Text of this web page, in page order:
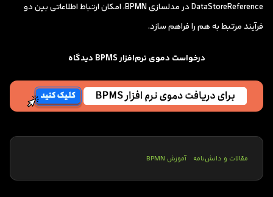
DataStoreReference در مدلسازی BPMN، امکان ارتباط اطلاعاتی بین دو
فرآیند مرتبط به هم را فراهم سازد.
درخواست دموی نرم‌افزار BPMS دیدگاه
مقالات و دانش‌نامه آموزش BPMN